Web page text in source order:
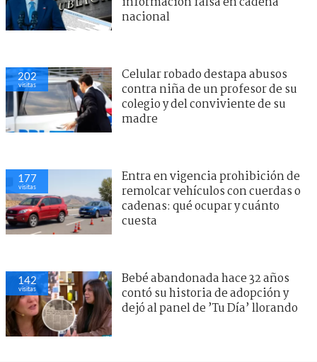
nacional
202
visitas
Celular robado destapa abusos
contra niña de un profesor de su
colegio y del conviviente de su
madre
177
visitas
Entra en vigencia prohibición de
remolcar vehículos con cuerdas o
cadenas: qué ocupar y cuánto
cuesta
142
visitas
Bebé abandonada hace 32 años
contó su historia de adopción y
dejó al panel de ’Tu Día’ llorando